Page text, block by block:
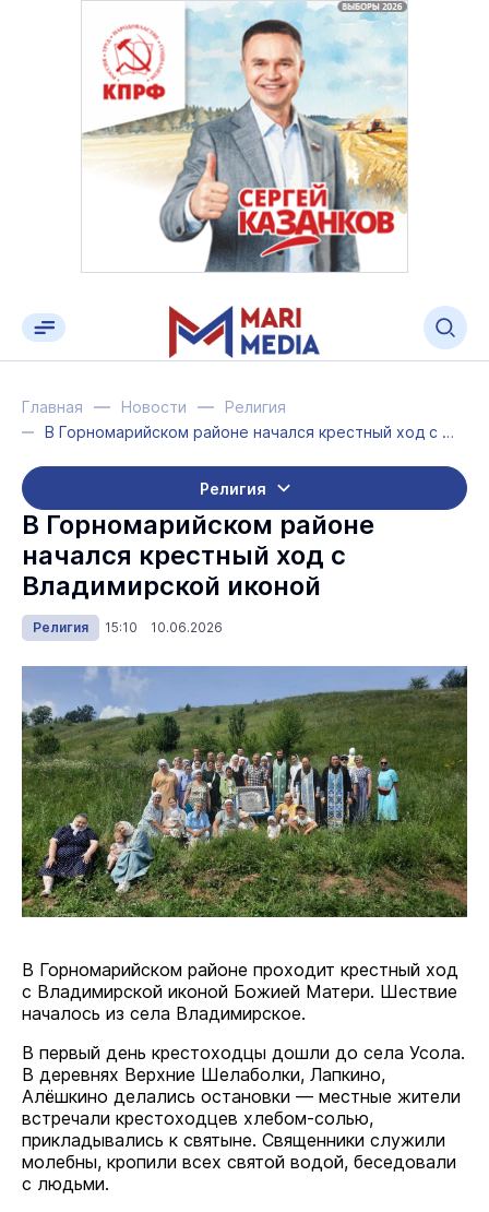
Главная Новости
Религия
В Горномарийском районе начался крестный ход с Владимирской иконой
Религия
В Горномарийском районе
начался крестный ход с
Владимирской иконой
Религия 15:10 10.06.2026
В Горномарийском районе проходит крестный ход
с Владимирской иконой Божией Матери. Шествие
началось из села Владимирское.
В первый день крестоходцы дошли до села Усола.
В деревнях Верхние Шелаболки, Лапкино,
Алёшкино делались остановки — местные жители
встречали крестоходцев хлебом-солью,
прикладывались к святыне. Священники служили
молебны, кропили всех святой водой, беседовали
с людьми.